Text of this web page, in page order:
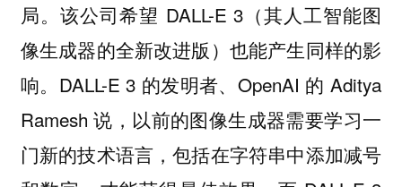
局。该公司希望 DALL-E 3（其人工智能图
像生成器的全新改进版）也能产生同样的影
响。DALL-E 3 的发明者、OpenAI 的 Aditya
Ramesh 说，以前的图像生成器需要学习一
门新的技术语言，包括在字符串中添加减号